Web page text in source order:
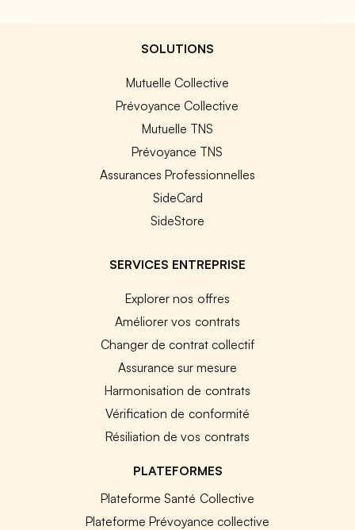
SOLUTIONS
Mutuelle Collective
Prévoyance Collective
Mutuelle TNS
Prévoyance TNS
Assurances Professionnelles
SideCard
SideStore
SERVICES ENTREPRISE
Explorer nos offres
Améliorer vos contrats
Changer de contrat collectif
Assurance sur mesure
Harmonisation de contrats
Vérification de conformité
Résiliation de vos contrats
PLATEFORMES
Plateforme Santé Collective
Plateforme Prévoyance collective